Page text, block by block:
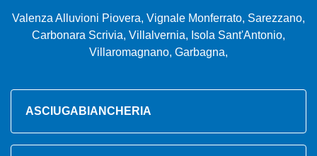
Valenza Alluvioni Piovera, Vignale Monferrato, Sarezzano,
Carbonara Scrivia, Villalvernia, Isola Sant'Antonio,
Villaromagnano, Garbagna,
ASCIUGABIANCHERIA